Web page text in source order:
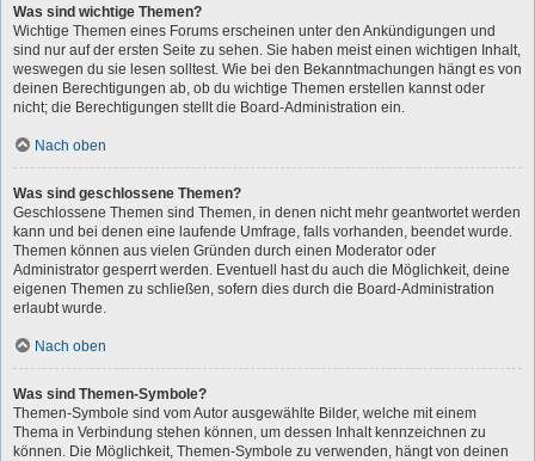
Was sind wichtige Themen?
Wichtige Themen eines Forums erscheinen unter den Ankündigungen und
sind nur auf der ersten Seite zu sehen. Sie haben meist einen wichtigen Inhalt,
weswegen du sie lesen solltest. Wie bei den Bekanntmachungen hängt es von
deinen Berechtigungen ab, ob du wichtige Themen erstellen kannst oder
nicht; die Berechtigungen stellt die Board-Administration ein.
Nach oben
Was sind geschlossene Themen?
Geschlossene Themen sind Themen, in denen nicht mehr geantwortet werden
kann und bei denen eine laufende Umfrage, falls vorhanden, beendet wurde.
Themen können aus vielen Gründen durch einen Moderator oder
Administrator gesperrt werden. Eventuell hast du auch die Möglichkeit, deine
eigenen Themen zu schließen, sofern dies durch die Board-Administration
erlaubt wurde.
Nach oben
Was sind Themen-Symbole?
Themen-Symbole sind vom Autor ausgewählte Bilder, welche mit einem
Thema in Verbindung stehen können, um dessen Inhalt kennzeichnen zu
können. Die Möglichkeit, Themen-Symbole zu verwenden, hängt von deinen